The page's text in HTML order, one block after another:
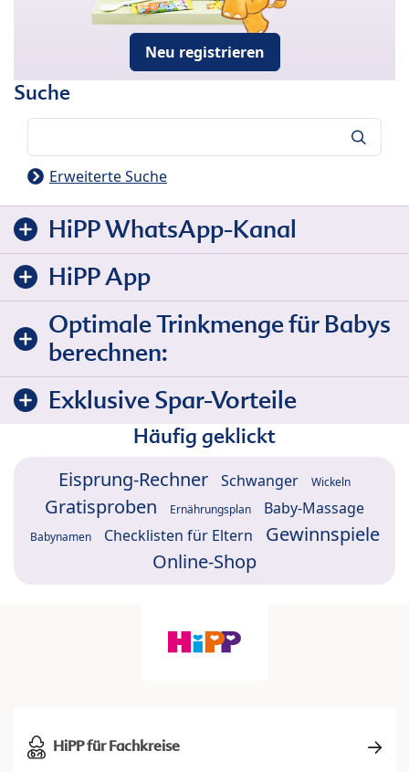
Neu registrieren
Suche
Erweiterte Suche
HiPP WhatsApp-Kanal
HiPP App
Optimale Trinkmenge für Babys
berechnen:
Exklusive Spar-Vorteile
Häufig geklickt
Eisprung-Rechner Schwanger Wickeln
Gratisproben Ernährungsplan Baby-Massage
Babynamen Checklisten für Eltern
Gewinnspiele
Online-Shop
HiPP für Fachkreise